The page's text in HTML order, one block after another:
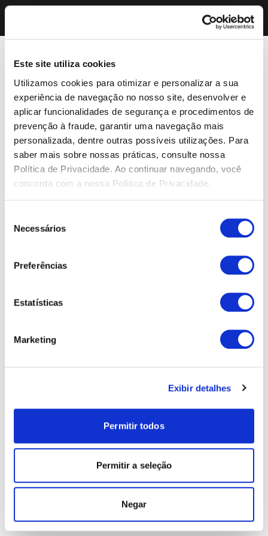
Este site utiliza cookies
Utilizamos cookies para otimizar e personalizar a sua
experiência de navegação no nosso site, desenvolver e
aplicar funcionalidades de segurança e procedimentos de
prevenção à fraude, garantir uma navegação mais
personalizada, dentre outras possíveis utilizações. Para
saber mais sobre nossas práticas, consulte nossa
Política de Privacidade. Ao continuar navegando, você
concorda com a nossa Política de Privacidade.
Necessários
Preferências
Estatísticas
Marketing
Exibir detalhes
Permitir todos
Permitir a seleção
Negar